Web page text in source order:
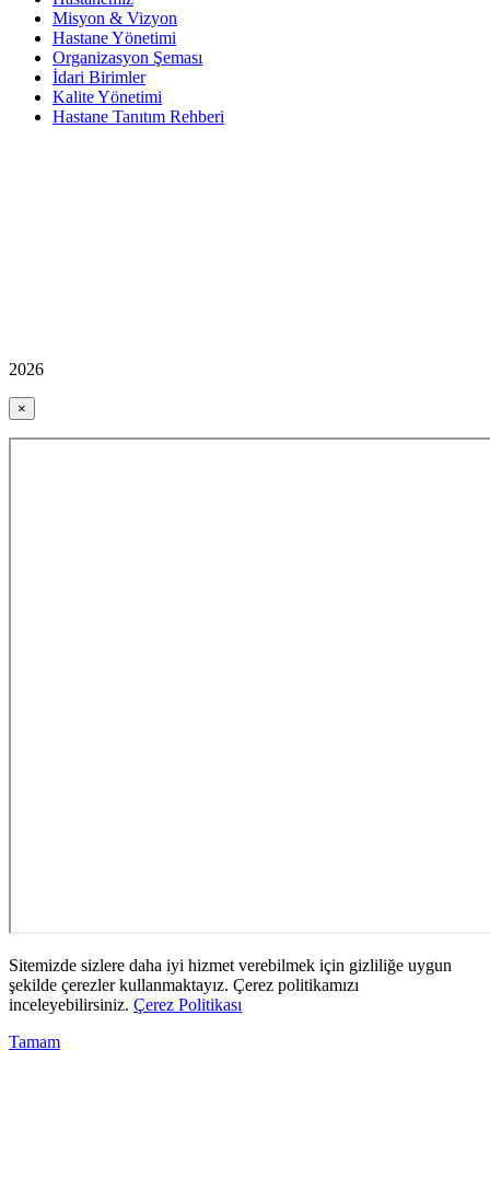
Misyon & Vizyon
Hastane Yönetimi
Organizasyon Şeması
İdari Birimler
Kalite Yönetimi
Hastane Tanıtım Rehberi
2026
×
Sitemizde sizlere daha iyi hizmet verebilmek için gizliliğe uygun
şekilde çerezler kullanmaktayız. Çerez politikamızı
inceleyebilirsiniz. Çerez Politikası
Tamam